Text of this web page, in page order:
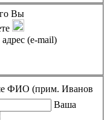
Вы
(e-mail)
ФИО (прим. Иванов
Ваша